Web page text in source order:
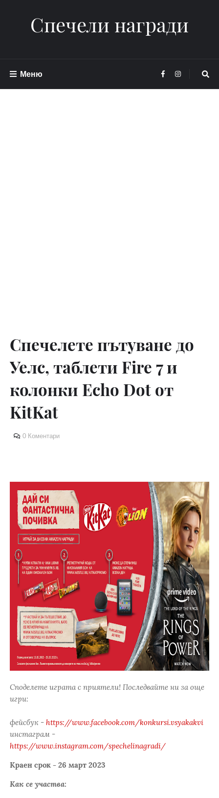
Спечели награди
Меню
Спечелете пътуване до
Уелс, таблети Fire 7 и
колонки Echo Dot от
KitKat
0 Коментари
Споделете играта с приятели! Последвайте ни за още
игри:
фейсбук - https://www.facebook.com/konkursi.vsyakakvi
инстаграм -
https://www.instagram.com/spechelinagradi/
Краен срок - 26 март 2023
Как се участва: